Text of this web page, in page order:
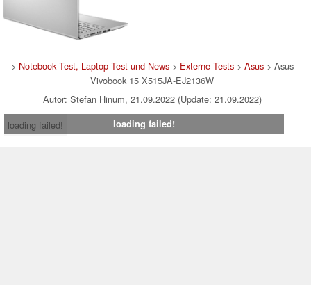
> Notebook Test, Laptop Test und News> Externe Tests> Asus> Asus
Vivobook 15 X515JA-EJ2136W
Autor: Stefan Hinum, 21.09.2022 (Update: 21.09.2022)
loading failed!
loading failed!